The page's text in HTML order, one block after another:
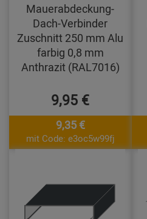
Mauerabdeckung-
Dach-Verbinder
Zuschnitt 250 mm Alu
farbig 0,8 mm
Anthrazit (RAL7016)
9,95 €
9,35 €
mit Code: e3oc5w99fj